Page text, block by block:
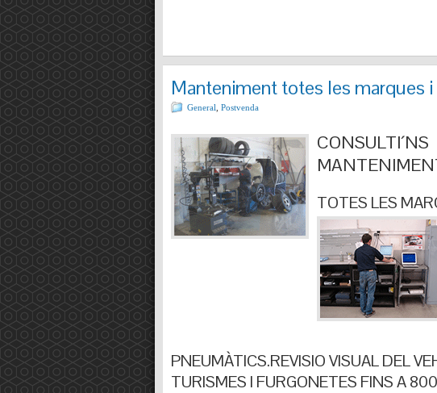
Manteniment totes les marques
General Postvenda
TOTES LES
PNEUMÀTICS.REVISIO VISUAL DEL
TURISMES I FURGONETES FINS A